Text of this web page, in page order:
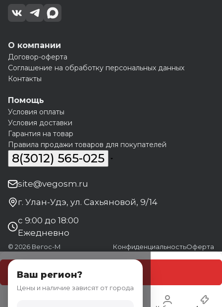
О компании
Договор-оферта
Соглашение на обработку персональных данных
Контакты
Помощь
Условия оплаты
Условия доставки
Гарантия на товар
Правила продажи товаров для покупателей
8(3012) 565-025
site@vegosm.ru
г. Улан-Удэ, ул. Сахьяновой, 9/14
с 9:00 до 18:00
Ежедневно
© 2026 Вегос-М КонфиденциальностьОферта
Ваш регион?
Цены и наличие зависят от города